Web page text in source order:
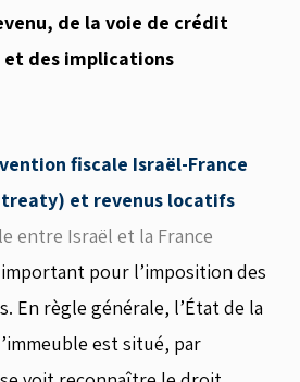
de la voie de crédit
des implications
fiscale Israël-France
et revenus locatifs
entre Israël et la France
pour l’imposition des
En règle générale, l’État de la
est situé, par